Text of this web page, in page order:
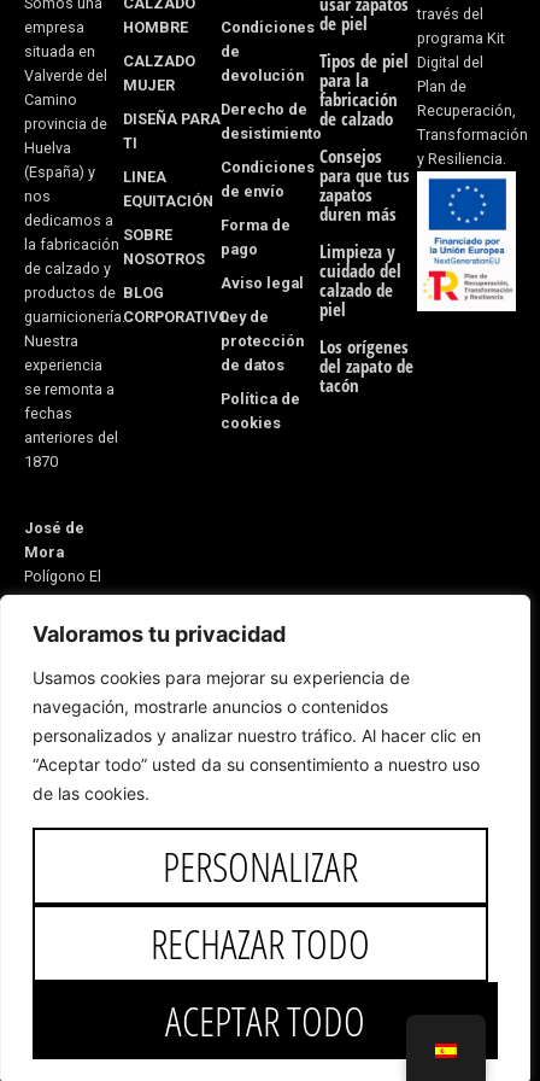
Valoramos tu privacidad
Usamos cookies para mejorar su experiencia de
navegación, mostrarle anuncios o contenidos
personalizados y analizar nuestro tráfico. Al hacer clic en
“Aceptar todo” usted da su consentimiento a nuestro uso
de las cookies.
PERSONALIZAR
RECHAZAR TODO
ACEPTAR TODO
o
k
-
f
r
a
m
empresa
situada en
Valverde del
Camino
provincia de
Huelva
(España) y
nos
dedicamos a
la fabricación
de calzado y
productos de
guarnicionería.
Nuestra
experiencia
se remonta a
fechas
anteriores del
1870
José de
Mora
Polígono El
Monete Nave
31
21600
Valverde del
Camino
Huelva,
España
Email:
Atención al
HOMBRE
CALZADO
MUJER
DISEÑA PARA
TI
LINEA
EQUITACIÓN
SOBRE
NOSOTROS
BLOG
CORPORATIVO
Condiciones
de
devolución
Derecho de
desistimiento
Condiciones
de envío
Forma de
pago
Aviso legal
Ley de
protección
de datos
Política de
cookies
de piel
Tipos de piel
para la
fabricación
de calzado
Consejos
para que tus
zapatos
duren más
Limpieza y
cuidado del
calzado de
piel
Los orígenes
del zapato de
tacón
través del
programa Kit
Digital del
Plan de
Recuperación,
Transformación
y Resiliencia.
Copyright © 2025 José de Mora
Desarrollo web, hosting y SEO
por Onlinehuelva S.C